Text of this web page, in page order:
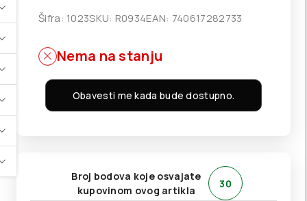
Šifra: 1023SKU: R0934EAN: 740617282733
Nema na stanju
Obavesti me kada bude dostupno.
Broj bodova koje osvajate
kupovinom ovog artikla
30